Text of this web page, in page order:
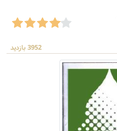
3952 بازدید